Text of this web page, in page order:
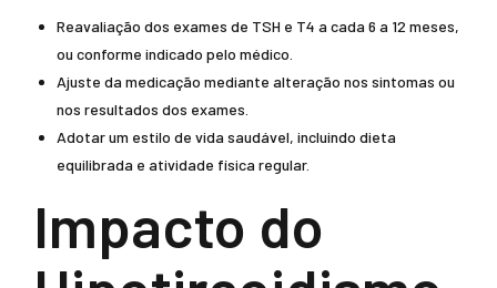
Reavaliação dos exames de TSH e T4 a cada 6 a 12 meses,
ou conforme indicado pelo médico.
Ajuste da medicação mediante alteração nos sintomas ou
nos resultados dos exames.
Adotar um estilo de vida saudável, incluindo dieta
equilibrada e atividade física regular.
Impacto do